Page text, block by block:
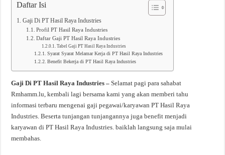
Daftar Isi
Gaji Di PT Hasil Raya Industries
Profil PT Hasil Raya Industries
Daftar Gaji PT Hasil Raya Industries
Tabel Gaji PT Hasil Raya Industries
Syarat Syarat Melamar Kerja di PT Hasil Raya Industries
Benefit Bekerja di PT Hasil Raya Industries
Gaji Di PT Hasil Raya Industries –Selamat pagi para sahabat
Rmhamm.lu, kembali lagi bersama kami yang akan memberi tahu
informasi terbaru mengenai gaji pegawai/karyawan PT Hasil Raya
Industries. Beserta tunjangan tunjangannya juga benefit menjadi
karyawan di PT Hasil Raya Industries. baiklah langsung saja mulai
membahas.